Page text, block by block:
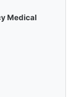
Medical